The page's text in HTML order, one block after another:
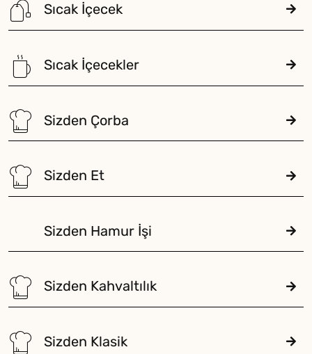
Sıcak İçecek
Sıcak İçecekler
Sizden Çorba
Sizden Et
Sizden Hamur İşi
Sizden Kahvaltılık
Sizden Klasik